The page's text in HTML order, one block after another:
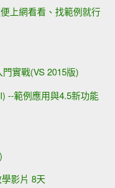
上網看看、找範例就行
實戰(VS 2015版)
--範例應用與4.5新功能
影片 8天